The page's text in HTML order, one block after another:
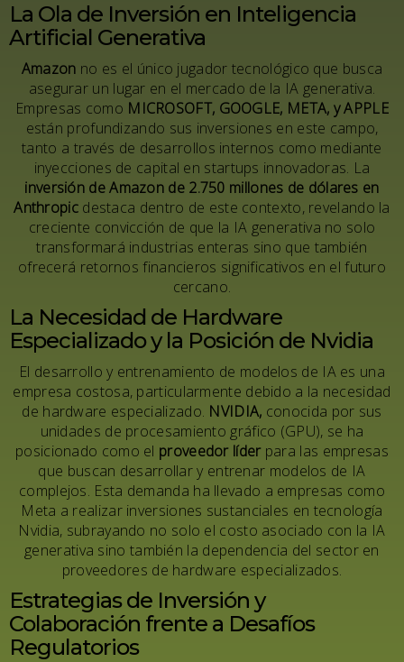
La Ola de Inversión en Inteligencia
Artificial Generativa
Amazon no es el único jugador tecnológico que busca
asegurar un lugar en el mercado de la IA generativa.
Empresas como MICROSOFT, GOOGLE, META, yAPPLE
están profundizando sus inversiones en este campo,
tanto a través de desarrollos internos como mediante
inyecciones de capital en startups innovadoras. La
inversión de Amazon de 2.750 millones de dólares en
Anthropicdestaca dentro de este contexto, revelando la
creciente convicción de que la IA generativa no solo
transformará industrias enteras sino que también
ofrecerá retornos financieros significativos en el futuro
cercano.
La Necesidad de Hardware
Especializado y la Posición de Nvidia
El desarrollo y entrenamiento de modelos de IA es una
empresa costosa, particularmente debido a la necesidad
de hardware especializado. NVIDIA, conocida por sus
unidades de procesamiento gráfico (GPU), se ha
posicionado como el proveedor líderpara las empresas
que buscan desarrollar y entrenar modelos de IA
complejos. Esta demanda ha llevado a empresas como
Meta a realizar inversiones sustanciales en tecnología
Nvidia, subrayando no solo el costo asociado con la IA
generativa sino también la dependencia del sector en
proveedores de hardware especializados.
Estrategias de Inversión y
Colaboración frente a Desafíos
Regulatorios